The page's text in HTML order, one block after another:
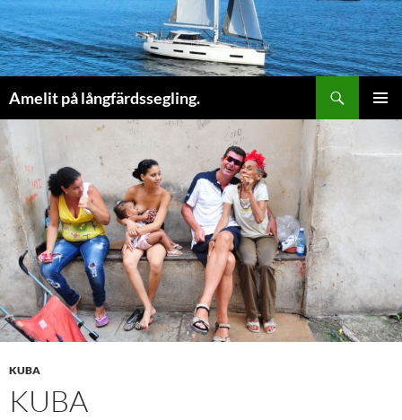
Amelit på långfärdssegling.
PRIMÄR
TILL
INNEHÅLL
KUBA
KUBA